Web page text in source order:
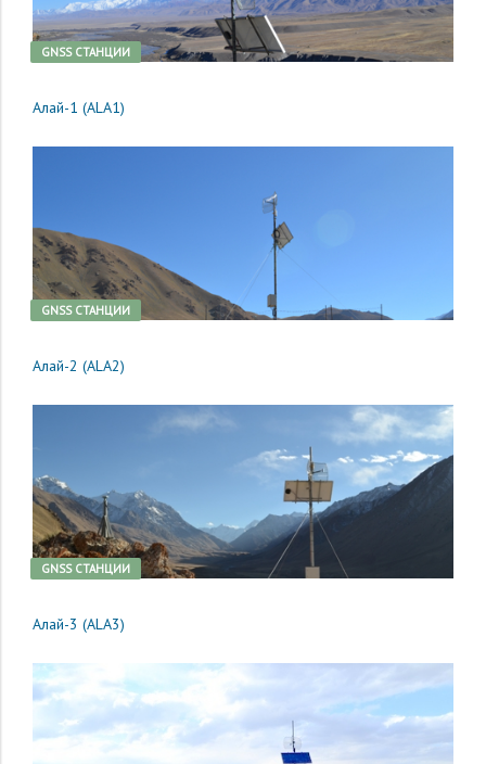
GNSS CТАНЦИИ
Алай-1 (ALA1)
GNSS CТАНЦИИ
Алай-2 (ALA2)
GNSS CТАНЦИИ
Алай-3 (ALA3)